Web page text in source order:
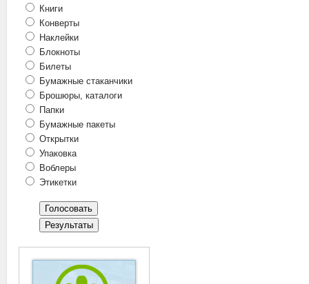
Книги
Конверты
Наклейки
Блокноты
Билеты
Бумажные стаканчики
Брошюры, каталоги
Папки
Бумажные пакеты
Открытки
Упаковка
Воблеры
Этикетки